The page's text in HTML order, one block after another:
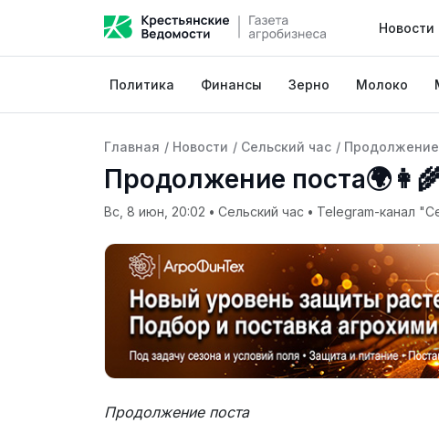
Новости
Политика Финансы Зерно Молоко
Главная / Новости / Сельский час / Продолжение
Продолжение
Вс, 8 июн, 20:02 • Сельский час • Telegram-канал
Продолжение поста